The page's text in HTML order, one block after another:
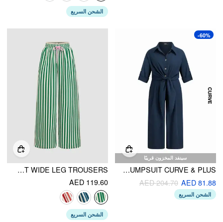
الشحن السريع
سينفد المخزون قريبًا
-60%
LINEN-BLEND COLLAR KNOTTED ROLL-UP SLEEVE WIDE LEG JUMPSUIT CURVE & PLUS
AED 81.88
AED 204.70
الشحن السريع
MID RISE KNOTTD STRIPE ELASTIC WAIST WIDE LEG TROUSERS
AED 119.60
الشحن السريع